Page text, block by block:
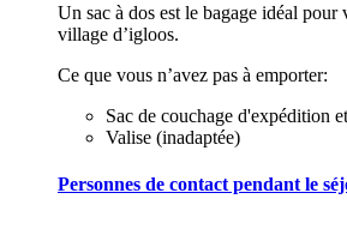
Un sac à dos est le bagage idéal pour
village d’igloos.
Ce que vous n’avez pas à emporter:
Sac de couchage d'expédition
Valise (inadaptée)
Personnes de contact pendant le